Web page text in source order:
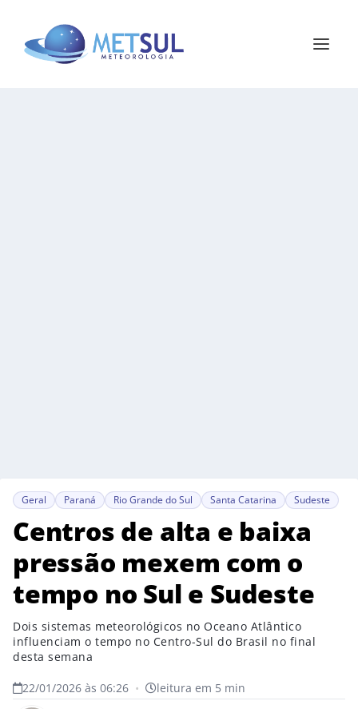
Geral Paraná Rio Grande do Sul Santa Catarina Sudeste
Centros de alta e baixa
pressão mexem com o
tempo no Sul e Sudeste
Dois sistemas meteorológicos no Oceano Atlântico
influenciam o tempo no Centro-Sul do Brasil no final
desta semana
22/01/2026 às 06:26 • leitura em 5 min